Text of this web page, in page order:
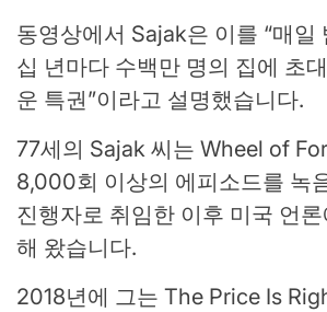
동영상에서 Sajak은 이를 “매일
십 년마다 수백만 명의 집에 초
운 특권”이라고 설명했습니다.
77세의 Sajak 씨는 Wheel of
8,000회 이상의 에피소드를 녹
진행자로 취임한 이후 미국 언
해 왔습니다.
2018년에 그는 The Price Is